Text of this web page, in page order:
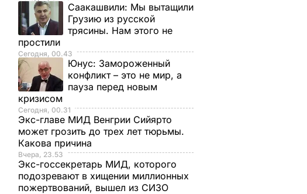
Саакашвили: Мы вытащили
Грузию из русской
трясины. Нам этого не
простили
Сегодня, 00.43
Юнус: Замороженный
конфликт – это не мир, а
пауза перед новым
кризисом
Сегодня, 00.31
Экс-главе МИД Венгрии Сийярто
может грозить до трех лет тюрьмы.
Какова причина
Вчера, 23.53
Экс-госсекретарь МИД, которого
подозревают в хищении миллионных
пожертвований, вышел из СИЗО